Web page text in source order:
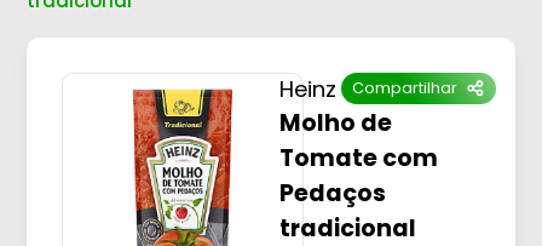
Compartilhar
Heinz
Molho de
Tomate com
Pedaços
tradicional